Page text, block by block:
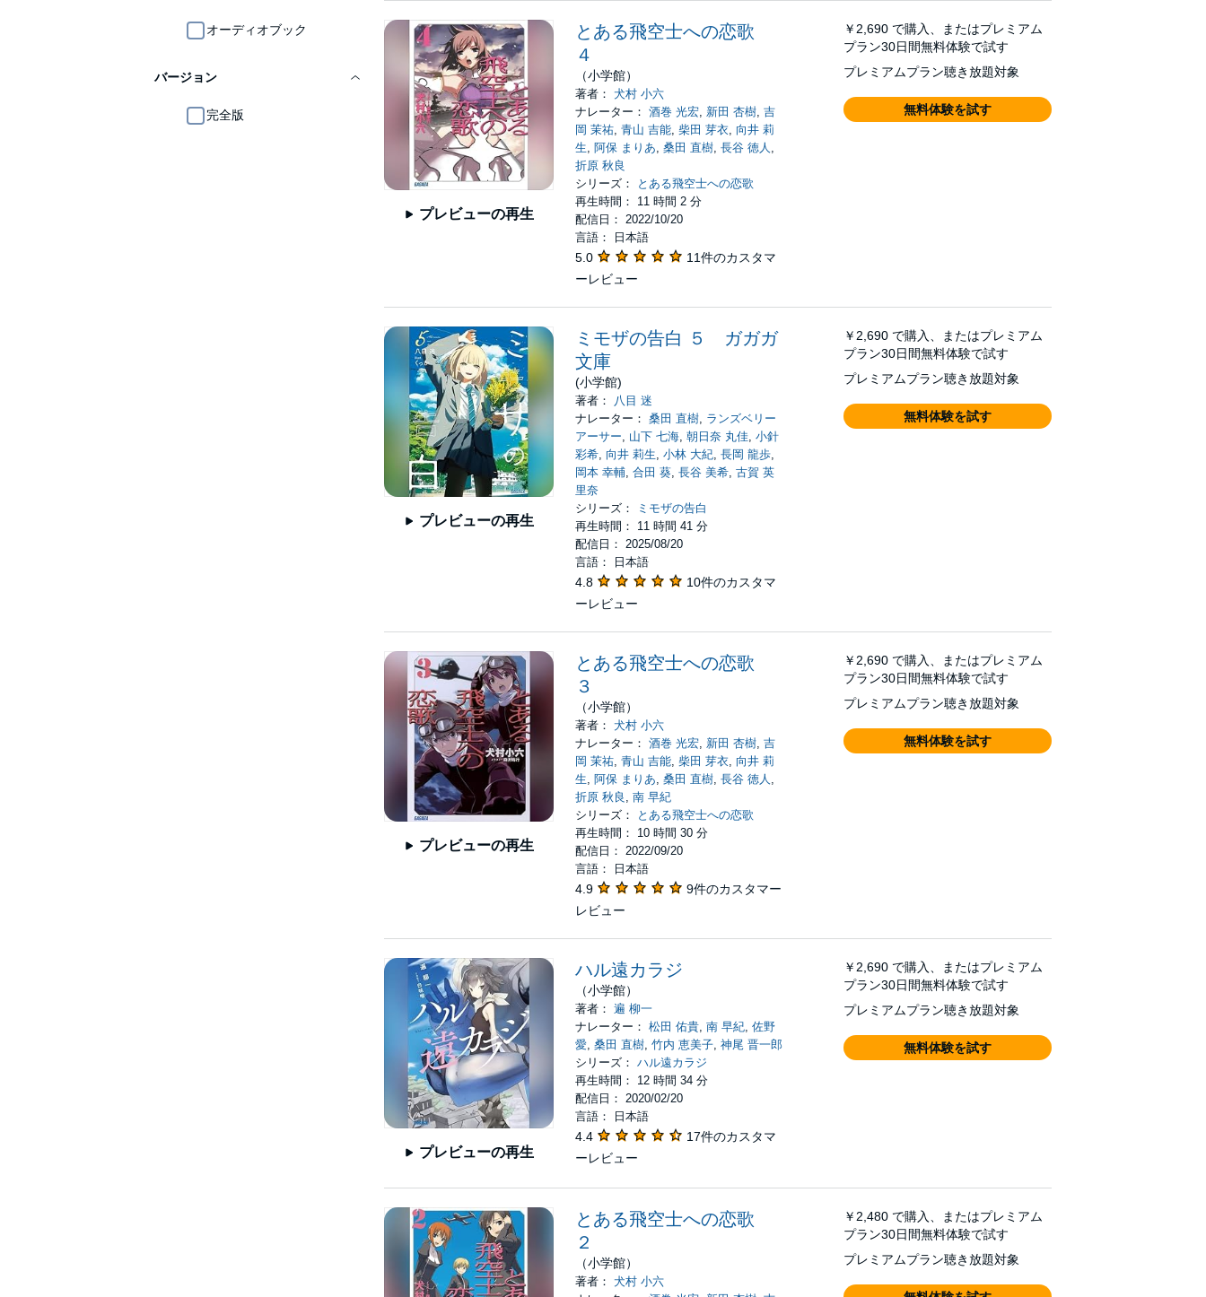
オーディオブック
バージョン
完全版
プレビューの再生
とある飛空士への恋歌
４
（小学館）
著者：犬村 小六
ナレーター：酒巻 光宏, 新田 杏樹,吉
岡 茉祐,青山 吉能,柴田 芽衣, 向井 莉
生, 阿保 まりあ,桑田 直樹,長谷 徳人 ,
折原 秋良
シリーズ：
とある飛空士への恋歌
再生時間： 11 時間 2 分
配信日： 2022/10/20
言語： 日本語
5.0
11件のカスタマ
ーレビュー
￥2,690 で購入、またはプレミアム
プラン30日間無料体験で試す
プレミアムプラン聴き放題対象
無料体験を試す
プレビューの再生
ミモザの告白 ５ ガガガ
文庫
(小学館)
著者： 八目 迷
ナレーター：桑田 直樹, ランズベリー
アーサー, 山下 七海,朝日奈 丸佳,小針
彩希, 向井 莉生,小林 大紀,長岡 龍歩,
岡本 幸輔,合田 葵,長谷 美希,古賀 英
里奈
シリーズ：
ミモザの告白
再生時間： 11 時間 41 分
配信日： 2025/08/20
言語： 日本語
4.8
10件のカスタマ
ーレビュー
￥2,690 で購入、またはプレミアム
プラン30日間無料体験で試す
プレミアムプラン聴き放題対象
無料体験を試す
プレビューの再生
とある飛空士への恋歌
３
（小学館）
著者：犬村 小六
ナレーター：酒巻 光宏, 新田 杏樹,吉
岡 茉祐,青山 吉能,柴田 芽衣, 向井 莉
生, 阿保 まりあ,桑田 直樹,長谷 徳人 ,
折原 秋良 ,南 早紀
シリーズ：
とある飛空士への恋歌
再生時間： 10 時間 30 分
配信日： 2022/09/20
言語： 日本語
4.9
9件のカスタマー
レビュー
￥2,690 で購入、またはプレミアム
プラン30日間無料体験で試す
プレミアムプラン聴き放題対象
無料体験を試す
プレビューの再生
ハル遠カラジ
（小学館）
著者：遍 柳一
ナレーター：松田 佑貴,南 早紀,佐野
愛,桑田 直樹,竹内 恵美子,神尾 晋一郎
シリーズ：ハル遠カラジ
再生時間： 12 時間 34 分
配信日： 2020/02/20
言語： 日本語
4.4
17件のカスタマ
ーレビュー
￥2,690 で購入、またはプレミアム
プラン30日間無料体験で試す
プレミアムプラン聴き放題対象
無料体験を試す
とある飛空士への恋歌
２
（小学館）
著者：犬村 小六
￥2,480 で購入、またはプレミアム
プラン30日間無料体験で試す
プレミアムプラン聴き放題対象